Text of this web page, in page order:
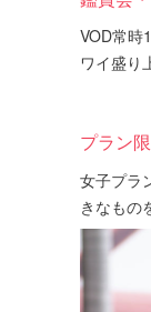
VOD常時
ワイ盛り
プラン
女子プラ
きなもの